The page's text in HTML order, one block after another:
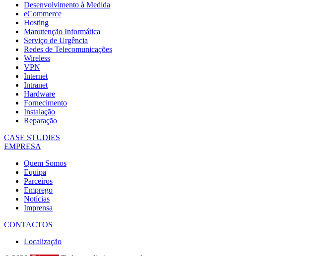
Desenvolvimento à Medida
eCommerce
Hosting
Manutenção Informática
Serviço de Urgência
Redes de Telecomunicações
Wireless
VPN
Internet
Intranet
Hardware
Fornecimento
Instalação
Reparação
CASE STUDIES
EMPRESA
Quem Somos
Equipa
Parceiros
Emprego
Notícias
Imprensa
CONTACTOS
Localização